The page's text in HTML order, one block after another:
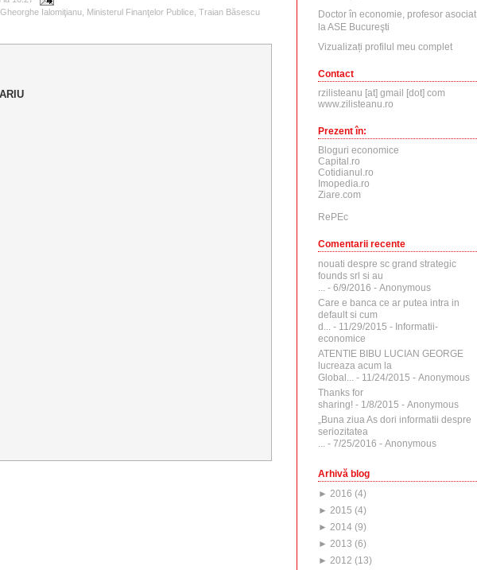
Gheorghe Ialomiţianu Ministerul Finanţelor Publice Traian Băsescu
Doctor în economie, profesor asociat
la ASE Bucureşti
Vizualizați profilul meu complet
Contact
rzilisteanu [at] gmail [dot] com
www.zilisteanu.ro
Prezent în:
Bloguri economice
Capital.ro
Cotidianul.ro
Imopedia.ro
Ziare.com
RePEc
Comentarii recente
nouati despre sc grand strategic
founds srl si au
... - 6/9/2016 - Anonymous
Care e banca ce ar putea intra in
default si cum
d... - 11/29/2015 - Informatii-
economice
ATENTIE BIBU LUCIAN GEORGE
lucreaza acum la
Global... - 11/24/2015 - Anonymous
Thanks for
sharing! - 1/8/2015 - Anonymous
„Buna ziua As dori informatii despre
seriozitatea
... - 7/25/2016 - Anonymous
Arhivă blog
► 2016 (4)
► 2015 (4)
► 2014 (9)
► 2013 (6)
► 2012 (13)